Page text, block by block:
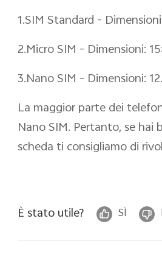
1.SIM Standard -
2.Micro SIM - Dimensioni:
3.Nano SIM - Dimensioni:
La maggior parte dei
Nano SIM. Pertanto, se hai
scheda ti consigliamo di
È stato utile? SÌ